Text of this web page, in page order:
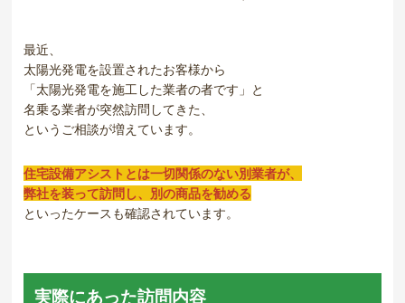
最近、
太陽光発電を設置されたお客様から
「太陽光発電を施工した業者の者です」と
名乗る業者が突然訪問してきた、
というご相談が増えています。
住宅設備アシストとは一切関係のない別業者が、
弊社を装って訪問し、別の商品を勧める
といったケースも確認されています。
実際にあった訪問内容